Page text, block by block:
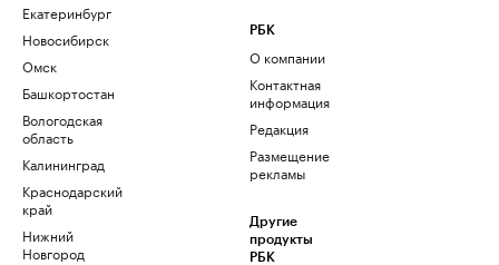
Екатеринбург
Новосибирск
Омск
Башкортостан
Вологодская
область
Калининград
Краснодарский
край
Нижний
Новгород
РБК
О компании
Контактная
информация
Редакция
Размещение
рекламы
Другие
продукты
РБК